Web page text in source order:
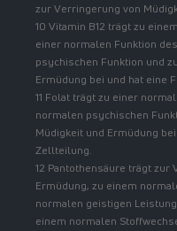
zur Verringerung von
10 Vitamin B12 trägt zu
einer normalen Funktion
psychischen Funktion und
Ermüdung bei und hat eine
11 Folat trägt zu einer
normalen psychischen
Müdigkeit und Ermüdung
Zellteilung.
12 Pantothensäure trägt zur
Ermüdung, zu einem
normalen geistigen
einem normalen